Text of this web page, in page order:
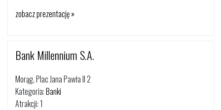
zobacz prezentację »
Bank Millennium S.A.
Morąg, Plac Jana Pawła II 2
Kategoria:Banki
Atrakcji: 1